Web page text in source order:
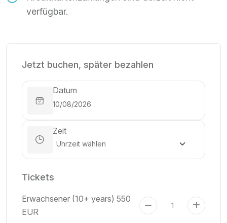
verfügbar.
Jetzt buchen, später bezahlen
Datum
Zeit
Tickets
Erwachsener (10+ years) 550
EUR